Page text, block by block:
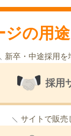
ジの用途
新卒・中途採用を
採用
サイトで販売